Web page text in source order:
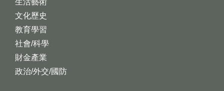
生活藝術
文化歷史
教育學習
社會/科學
財金產業
政治/外交/國防